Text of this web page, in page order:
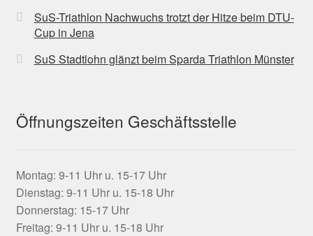
SuS-Triathlon Nachwuchs trotzt der Hitze beim DTU-
Cup in Jena
SuS Stadtlohn glänzt beim Sparda Triathlon Münster
Öffnungszeiten Geschäftsstelle
Montag: 9-11 Uhr u. 15-17 Uhr
Dienstag: 9-11 Uhr u. 15-18 Uhr
Donnerstag: 15-17 Uhr
Freitag: 9-11 Uhr u. 15-18 Uhr